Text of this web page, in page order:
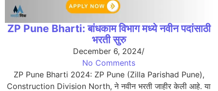
ZP Pune Bharti: बांधकाम विभाग मध्ये नवीन पदांसाठी
भरती सुरु
December 6, 2024/
No Comments
ZP Pune Bharti 2024: ZP Pune (Zilla Parishad Pune),
Construction Division North, ने नवीन भरती जाहीर केली आहे. या